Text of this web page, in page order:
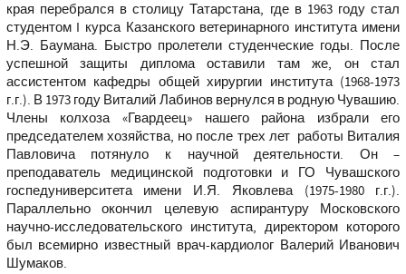
края перебрался в столицу Татарстана, где в 1963 году стал
студентом I курса Казанского ветеринарного института имени
Н.Э. Баумана. Быстро пролетели студенческие годы. После
успешной защиты диплома оставили там же, он стал
ассистентом кафедры общей хирургии института (1968-1973
г.г.). В 1973 году Виталий Лабинов вернулся в родную Чувашию.
Члены колхоза «Гвардеец» нашего района избрали его
председателем хозяйства, но после трех лет работы Виталия
Павловича потянуло к научной деятельности. Он –
преподаватель медицинской подготовки и ГО Чувашского
госпедуниверситета имени И.Я. Яковлева (1975-1980 г.г.).
Параллельно окончил целевую аспирантуру Московского
научно-исследовательского института, директором которого
был всемирно известный врач-кардиолог Валерий Иванович
Шумаков.